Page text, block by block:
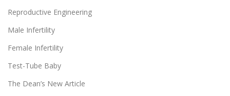
Reproductive Engineering
Male Infertility
Female Infertility
Test-Tube Baby
The Dean’s New Article